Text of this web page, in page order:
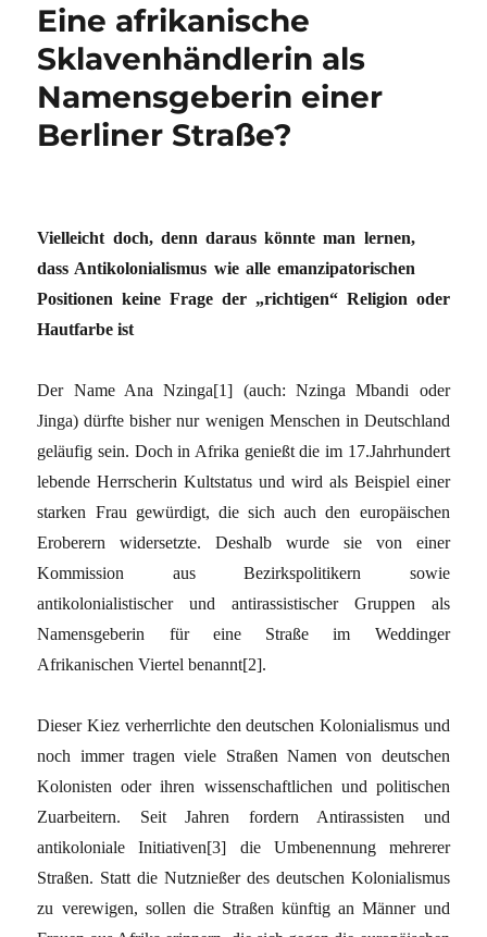
Eine afrikanische
Sklavenhändlerin als
Namensgeberin einer
Berliner Straße?
Vielleicht doch, denn daraus könnte man lernen,
dass Antikolonialismus wie alle emanzipatorischen
Positionen keine Frage der „richtigen“ Religion oder
Hautfarbe ist
Der Name Ana Nzinga[1] (auch: Nzinga Mbandi oder
Jinga) dürfte bisher nur wenigen Menschen in Deutschland
geläufig sein. Doch in Afrika genießt die im 17.Jahrhundert
lebende Herrscherin Kultstatus und wird als Beispiel einer
starken Frau gewürdigt, die sich auch den europäischen
Eroberern widersetzte. Deshalb wurde sie von einer
Kommission aus Bezirkspolitikern sowie
antikolonialistischer und antirassistischer Gruppen als
Namensgeberin für eine Straße im Weddinger
Afrikanischen Viertel benannt[2].
Dieser Kiez verherrlichte den deutschen Kolonialismus und
noch immer tragen viele Straßen Namen von deutschen
Kolonisten oder ihren wissenschaftlichen und politischen
Zuarbeitern. Seit Jahren fordern Antirassisten und
antikoloniale Initiativen[3] die Umbenennung mehrerer
Straßen. Statt die Nutznießer des deutschen Kolonialismus
zu verewigen, sollen die Straßen künftig an Männer und